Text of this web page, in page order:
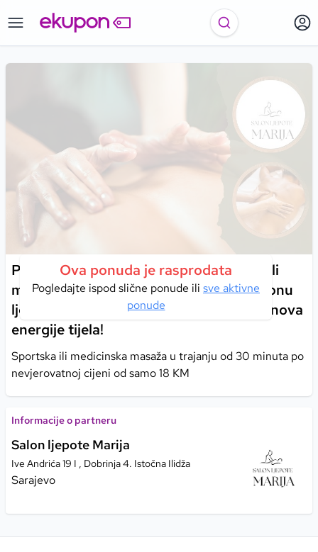
Ova ponuda je rasprodata
Pogledajte ispod slične ponude ili sve aktivne
ponude
Prepustite se profesionalnoj sportskoj ili
medicinskoj masaži od 30 minuta u Salonu
ljepote Marija – potpuno opuštanje i obnova
energije tijela!
Sportska ili medicinska masaža u trajanju od 30 minuta po
nevjerovatnoj cijeni od samo 18 KM
Informacije o partneru
Salon ljepote Marija
Ive Andrića 19 I , Dobrinja 4. Istočna Ilidža
Sarajevo